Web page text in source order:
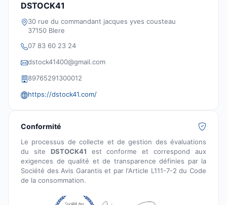
DSTOCK41
30 rue du commandant jacques yves cousteau
37150 Blere
07 83 60 23 24
dstock41400@gmail.com
89765291300012
https://dstock41.com/
Conformité
Le processus de collecte et de gestion des évaluations
du site DSTOCK41 est conforme et correspond aux
exigences de qualité et de transparence définies par la
Société des Avis Garantis et par l'Article L111-7-2 du Code
de la consommation.